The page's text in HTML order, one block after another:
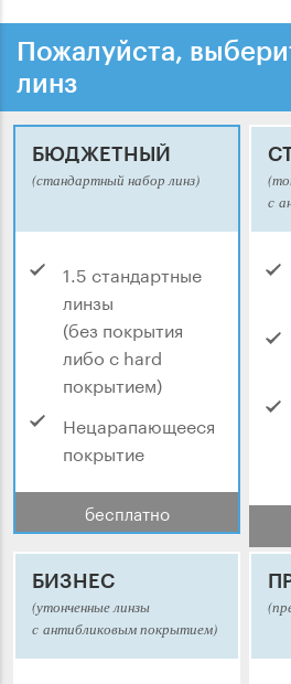
Пожалуйста,
линз
БЮДЖЕТНЫЙ
(стандартный набор линз)
1.5 стандартные
линзы
(без покрытия
либо с hard
покрытием)
Нецарапающееся
покрытие
бесплатно
с
БИЗНЕС
(утонченные линзы
с антибликовым покрытием)